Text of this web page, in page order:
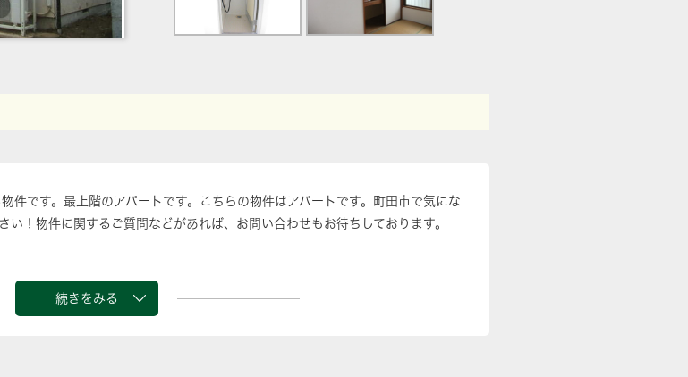
件です。最上階のアパートです。こちらの物件はアパートです。町田市で気にな
！物件に関するご質問などがあれば、お問い合わせもお待ちしております。
続きをみる